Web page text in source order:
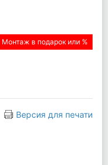
Монтаж в подарок или %
Версия для печати